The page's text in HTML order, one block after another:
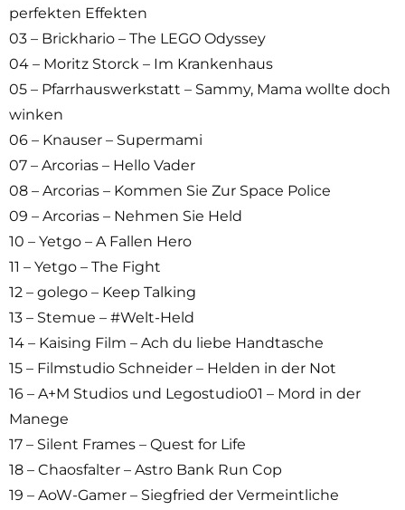
perfekten Effekten
03 – Brickhario – The LEGO Odyssey
04 – Moritz Storck – Im Krankenhaus
05 – Pfarrhauswerkstatt – Sammy, Mama wollte doch
winken
06 – Knauser – Supermami
07 – Arcorias – Hello Vader
08 – Arcorias – Kommen Sie Zur Space Police
09 – Arcorias – Nehmen Sie Held
10 – Yetgo – A Fallen Hero
11 – Yetgo – The Fight
12 – golego – Keep Talking
13 – Stemue – #Welt-Held
14 – Kaising Film – Ach du liebe Handtasche
15 – Filmstudio Schneider – Helden in der Not
16 – A+M Studios und Legostudio01 – Mord in der
Manege
17 – Silent Frames – Quest for Life
18 – Chaosfalter – Astro Bank Run Cop
19 – AoW-Gamer – Siegfried der Vermeintliche